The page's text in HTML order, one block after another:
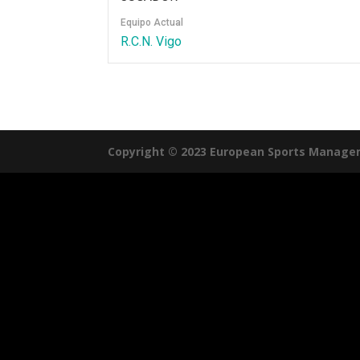
Equipo Actual
R.C.N. Vigo
Copyright © 2023 European Sports